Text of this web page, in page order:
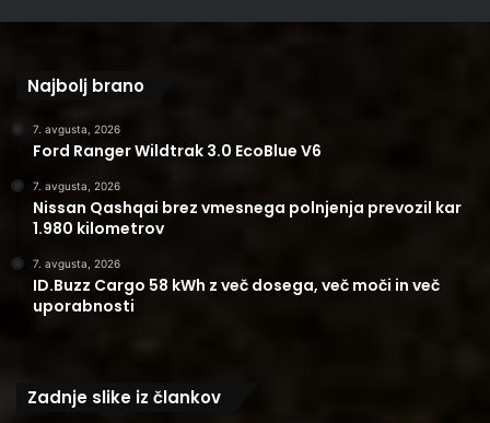
Najbolj brano
7. avgusta, 2026
Ford Ranger Wildtrak 3.0 EcoBlue V6
7. avgusta, 2026
Nissan Qashqai brez vmesnega polnjenja prevozil kar
1.980 kilometrov
7. avgusta, 2026
ID.Buzz Cargo 58 kWh z več dosega, več moči in več
uporabnosti
Zadnje slike iz člankov